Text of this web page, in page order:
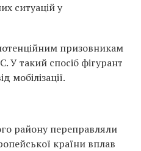
ситуацій у
призовникам
У такий спосіб фігурант
мобілізації.
району переправляли
країни вплав